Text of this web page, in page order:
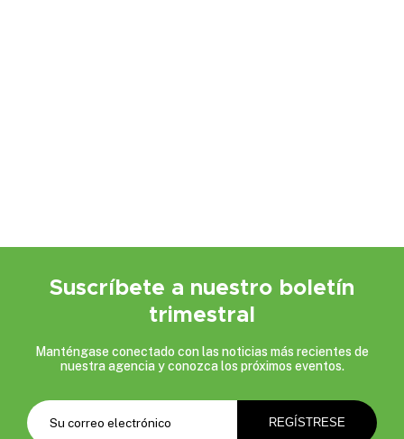
Suscríbete a nuestro boletín
trimestral
Manténgase conectado con las noticias más recientes de
nuestra agencia y conozca los próximos eventos.